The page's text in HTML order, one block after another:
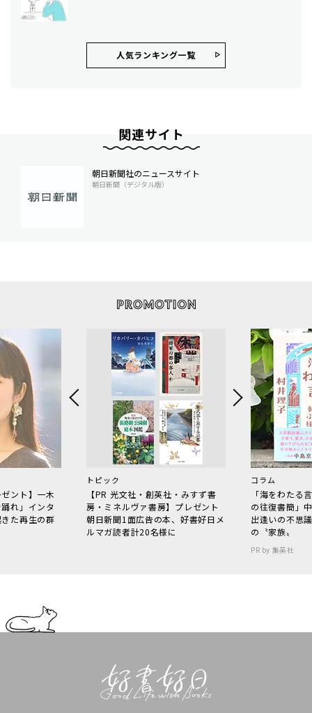
人気ランキング⼀覧
関連サイト
朝日新聞社のニュースサイト
朝日新聞（デジタル版）
ント】一木
れ」インタ
た再生の群
トピック
【PR 光文社・創英社・みすず書
房・ミネルヴァ書房】プレゼント
朝日新聞1面広告の本、好書好日メ
ルマガ読者計20名様に
コラム
「海をわた
の往復書簡」
出逢いの不思
の〝家族〟
PR by 集英社